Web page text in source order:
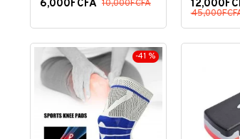
6,000FCFA 10,000FCFA
-41 %